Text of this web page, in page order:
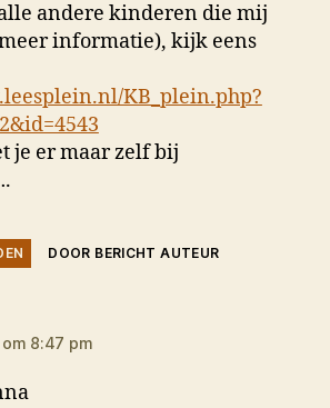
andere kinderen die mij
informatie), kijk eens
KB_plein.php?
je er maar zelf bij
DOOR BERICHT AUTEUR
om 8:47 pm